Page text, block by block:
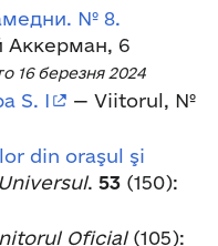
№ 8.
Аккерман, 6
16 березня 2024
S. I
— Viitorul, №
din oraşul şi
Universul. 53 (150):
Oficial(105):